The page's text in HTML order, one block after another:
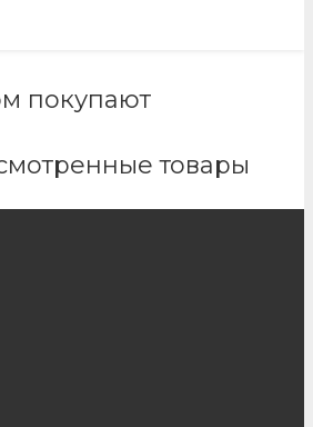
покупают
товары